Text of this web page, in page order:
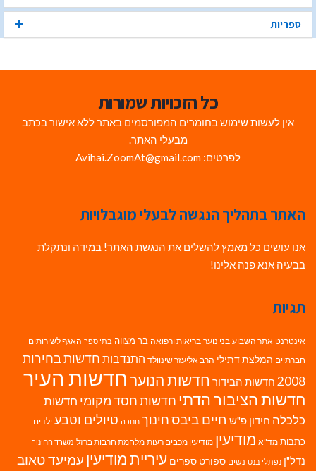
ספריות
כל הזכויות שמורות
אין לעשות שימוש בחומרים המפורסמים באתר ללא אישור בכתב
מבעלי האתר.
לפרטים: Avihai.ZoomAt@gmail.com
האתר בתהליך הנגשה לבעלי מוגבלויות
אנו עושים כל מאמץ להשלים את הנגשת האתר! במידה ונתקלת
בבעיה אנא פנה אלינו!
תגיות
אינטרנט אתר השבוע בני נוער בריאות ורפואה בר מצווה בתי ספר האגף לשירותים
חברתיים המלצת דתילי הרב אליעזר שינוולד התנדבות חדשות בחירות
2008 חדשות הבידור חדשות הנוערחדשות העיר
חדשות הציבור הדתי חדשות חסד מקומי חדשות
כלכלה חידון פ"ש חיים ביבסחינוך חנוכה טיולים וטבע ילדים
כתבות מד"א מודיעין מודיעין מכבים רעות מלחמת חרבות ברזל משרד החינוך
נדל"ן נפתלי בנט נשים ספורט ספרים עיריית מודיעין עמיעד טאוב